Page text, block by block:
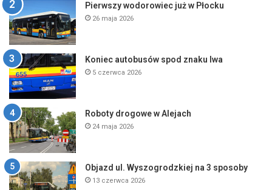
Pierwszy wodorowiec już w Płocku
26 maja 2026
Koniec autobusów spod znaku lwa
5 czerwca 2026
Roboty drogowe w Alejach
24 maja 2026
Objazd ul. Wyszogrodzkiej na 3 sposoby
13 czerwca 2026